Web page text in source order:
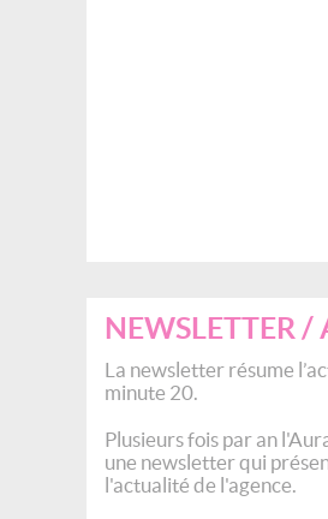
NEWSLETTER /
La newsletter résume
minute 20.
Plusieurs fois par an
une newsletter qui
l'actualité de l'agence.